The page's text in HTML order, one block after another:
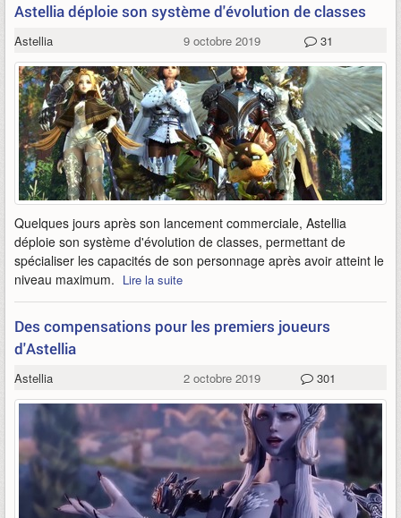
Astellia déploie son système d'évolution de classes
Astellia 9 octobre 2019 31
Quelques jours après son lancement commerciale, Astellia
déploie son système d'évolution de classes, permettant de
spécialiser les capacités de son personnage après avoir atteint le
niveau maximum. Lire la suite
Des compensations pour les premiers joueurs
d'Astellia
Astellia 2 octobre 2019 301